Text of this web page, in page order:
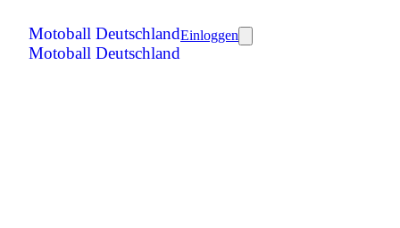
Motoball Deutschland
Motoball Deutschland
Einloggen